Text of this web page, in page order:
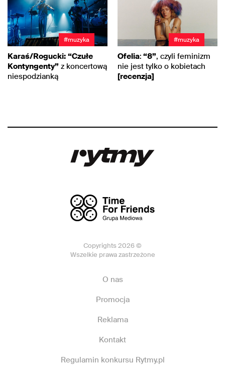
#muzyka
Karaś/Rogucki: “Czułe
Kontyngenty” z koncertową
niespodzianką
#muzyka
Ofelia: “8”, czyli feminizm
nie jest tylko o kobietach
[recenzja]
Copyrights 2026 ©
Wszelkie prawa zastrzeżone
O nas
Promocja
Reklama
Kontakt
Regulamin konkursu Rytmy.pl